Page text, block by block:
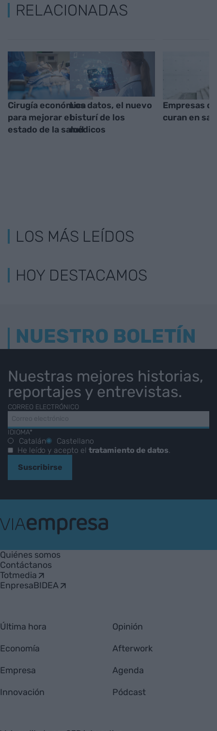
RELACIONADAS
Cirugía económica
para mejorar el
estado de la salud
Los datos, el nuevo
bisturí de los
médicos
Empresas
curan en
LOS MÁS LEÍDOS
HOY DESTACAMOS
NUESTRO BOLETÍN
Nuestras mejores historias,
reportajes y entrevistas.
CORREO ELECTRÓNICO
IDIOMA*
Catalán
Castellano
He leído y acepto el tratamiento de datos.
Suscribirse
Empresa
Quiénes somos
Contáctanos
Totmedia
EnpresaBIDEA
Última hora
Economía
Empresa
Innovación
Opinión
Afterwork
Agenda
Pódcast